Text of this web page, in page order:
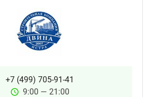
+7 (499) 705-91-41
9:00 — 21:00